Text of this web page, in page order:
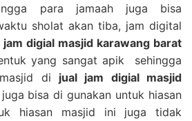
para jamaah juga bisa
sholat akan tiba, jam digital
jam digial masjid karawang barat
yang sangat apik sehingga
di jual jam digial masjid
bisa di gunakan untuk hiasan
hiasan masjid ini juga tidak